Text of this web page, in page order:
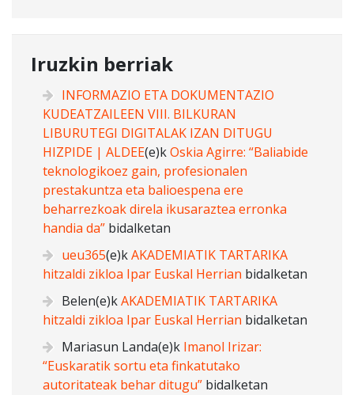
Iruzkin berriak
INFORMAZIO ETA DOKUMENTAZIO
KUDEATZAILEEN VIII. BILKURAN
LIBURUTEGI DIGITALAK IZAN DITUGU
HIZPIDE | ALDEE(e)kOskia Agirre: “Baliabide
teknologikoez gain, profesionalen
prestakuntza eta balioespena ere
beharrezkoak direla ikusaraztea erronka
handia da” bidalketan
ueu365(e)kAKADEMIATIK TARTARIKA
hitzaldi zikloa Ipar Euskal Herrian bidalketan
Belen(e)kAKADEMIATIK TARTARIKA
hitzaldi zikloa Ipar Euskal Herrian bidalketan
Mariasun Landa(e)k Imanol Irizar:
“Euskaratik sortu eta finkatutako
autoritateak behar ditugu” bidalketan